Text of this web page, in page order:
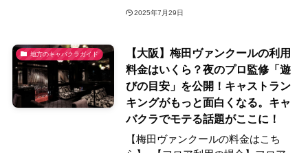
2025年7月29日
地方のキャバクラガイド
【大阪】梅田ヴァンクールの利用
料金はいくら？夜のプロ監修「遊
びの目安」を公開！キャストラン
キングがもっと面白くなる。キャ
バクラでモテる話題がここに！
【梅田ヴァンクールの料金はこち